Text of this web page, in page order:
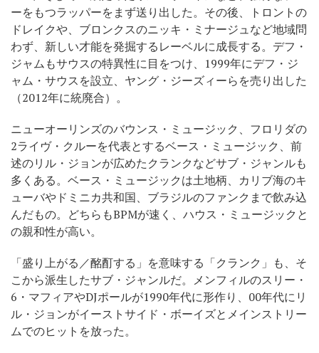
ーをもつラッパーをまず送り出した。その後、トロントの
ドレイクや、ブロンクスのニッキ・ミナージュなど地域問
わず、新しい才能を発掘するレーベルに成長する。デフ・
ジャムもサウスの特異性に目をつけ、1999年にデフ・ジ
ャム・サウスを設立、ヤング・ジーズィーらを売り出した
（2012年に統廃合）。
ニューオーリンズのバウンス・ミュージック、フロリダの
2ライヴ・クルーを代表とするベース・ミュージック、前
述のリル・ジョンが広めたクランクなどサブ・ジャンルも
多くある。ベース・ミュージックは土地柄、カリブ海のキ
ューバやドミニカ共和国、ブラジルのファンクまで飲み込
んだもの。どちらもBPMが速く、ハウス・ミュージックと
の親和性が高い。
「盛り上がる／酩酊する」を意味する「クランク」も、そ
こから派生したサブ・ジャンルだ。メンフィルのスリー・
6・マフィアやDJポールが1990年代に形作り、00年代にリ
ル・ジョンがイーストサイド・ボーイズとメインストリー
ムでのヒットを放った。